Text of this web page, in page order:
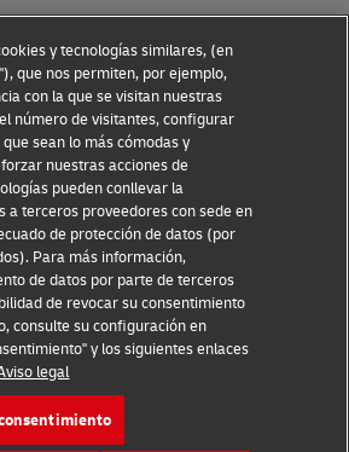
los derechos reservados
y tecnologías similares, (en
que nos permiten, por ejemplo,
con la que se visitan nuestras
número de visitantes, configurar
sean lo más cómodas y
nuestras acciones de
pueden conllevar la
a terceros proveedores con sede en
de protección de datos (por
Para más información,
de datos por parte de terceros
de revocar su consentimiento
consulte su configuración en
y los siguientes enlaces
legal